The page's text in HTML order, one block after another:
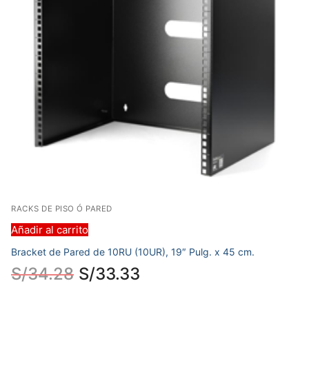
RACKS DE PISO Ó PARED
Añadir al carrito
Bracket de Pared de 10RU (10UR), 19″ Pulg. x 45 cm.
S/34.28 S/33.33